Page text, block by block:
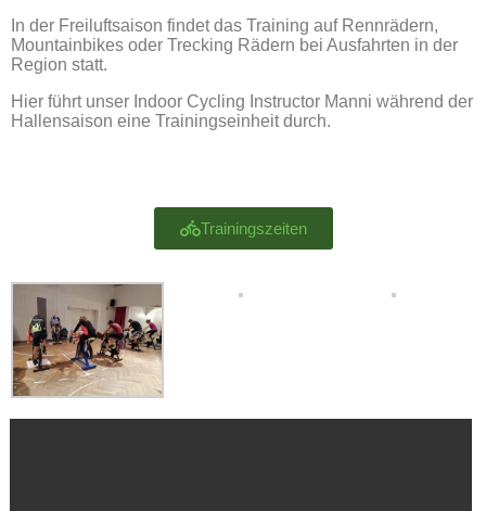
In der Freiluftsaison findet das Training auf Rennrädern,
Mountainbikes oder Trecking Rädern bei Ausfahrten in der
Region statt.
Hier führt unser Indoor Cycling Instructor Manni während der
Hallensaison eine Trainingseinheit durch.
Trainingszeiten